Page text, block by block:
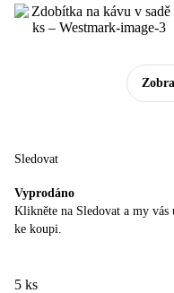
Sledovat
Vyprodáno
Klikněte na Sledovat a my vás
ke koupi.
5 ks